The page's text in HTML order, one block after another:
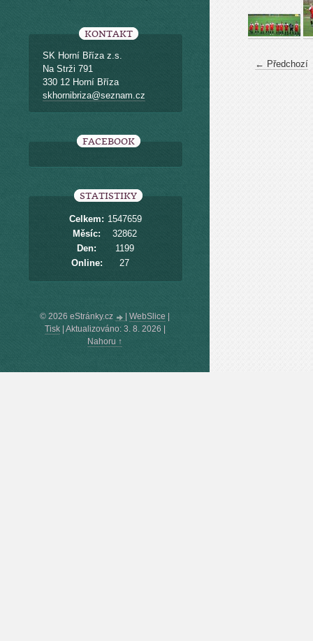
← Předchozí
KONTAKT
SK Horní Bříza z.s.
Na Strži 791
330 12 Horní Bříza
skhornibriza@seznam.cz
FACEBOOK
STATISTIKY
Online: 27
Celkem: 1547659
Měsíc:
32862
Den:
1199
© 2026 eStránky.cz WebSlice
Tisk| Aktualizováno: 3. 8. 2026
Nahoru ↑